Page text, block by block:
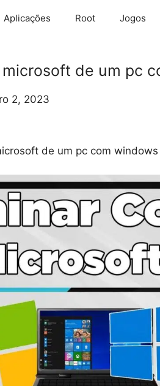
Aplicações Root Jogos
de um pc
2, 2023
de um pc com windows